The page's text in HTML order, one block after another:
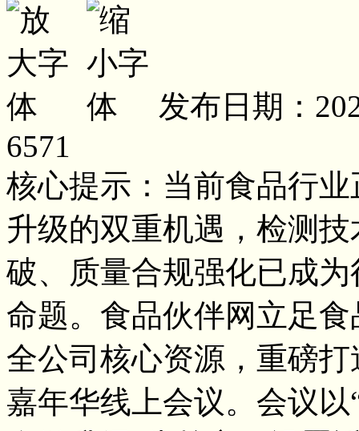
发布日期：
6571
核心提示：当前食品行
升级的双重机遇，检测
破、质量合规强化已成
命题。食品伙伴网立足
全公司核心资源，重磅打
嘉年华线上会议。会议